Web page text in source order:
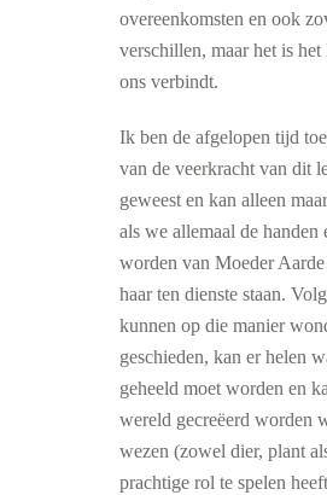
overeenkomsten en ook
verschillen, maar het is het
ons verbindt.
Ik ben de afgelopen tijd
van de veerkracht van dit
geweest en kan alleen
als we allemaal de handen
worden van Moeder Aarde
haar ten dienste staan.
kunnen op die manier
geschieden, kan er helen
geheeld moet worden en
wereld gecreëerd worden
wezen (zowel dier, plant
prachtige rol te spelen